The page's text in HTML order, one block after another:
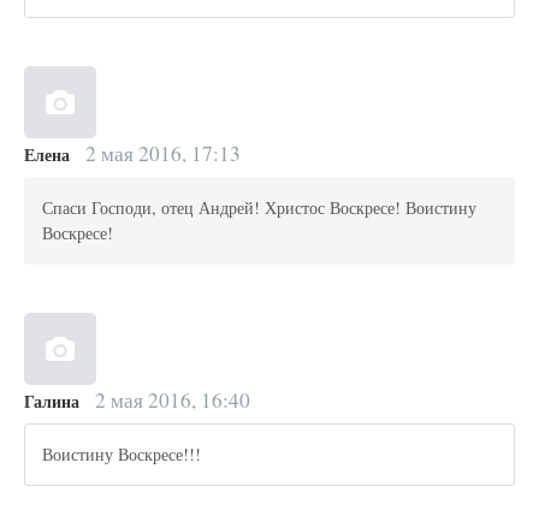
Елена 2 мая 2016, 17:13
Спаси Господи, отец Андрей! Христос Воскресе! Воистину
Воскресе!
Галина 2 мая 2016, 16:40
Воистину Воскресе!!!